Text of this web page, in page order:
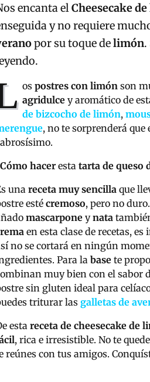
encanta elCheesecake
y no requiere
por su toque delimón.
ospostres con limón son
agridulce y aromático de
de bizcocho de limón,
, no te sorprenderá
haceresta tarta de queso
unareceta muy sencilla que
estécremoso, pero no
mascarponeynata
en esta clase de recetas,
no se cortará en ningún
Para labase te
muy bien con el sabor
sin gluten ideal para
triturar lasgalletas de
estareceta de cheesecake de
, rica e irresistible. No te
reúnes con tus amigos.